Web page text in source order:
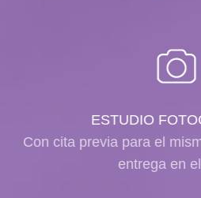
ESTUDIO
Con cita previa para el
entrega en